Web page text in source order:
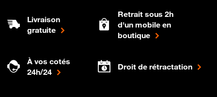
Livraison
gratuite
Retrait sous 2h
d'un mobile en
boutique
À vos cotés
24h/24
Droit de rétractation